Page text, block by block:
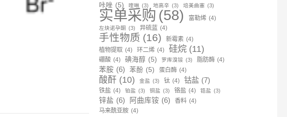
咔唑 (5) 喹啉 (3) 地高辛 (3) 培美曲塞 (3)
实单采购 (58) 富勒烯 (4)
左炔诺孕酮 (3) 异硫蓝 (4)
手性物质 (16) 新霉素 (4)
植物提取 (4) 环二烯 (4) 硅烷 (11)
硼酸 (4) 碘海醇 (5) 罗库溴铵 (3) 脂肪酶 (4)
苯胺 (6) 苯酚 (5) 蛋白酶 (4)
酸酐 (10) 金盐 (3) 钛 (4) 钴盐 (7)
铁盐 (4) 铂盐 (3) 铜盐 (3) 铬盐 (4) 锆盐 (3)
锌盐 (6) 阿曲库铵 (6) 香料 (4)
马来酰亚胺 (4)